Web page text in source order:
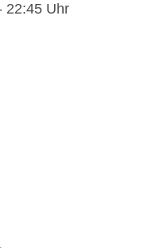
Volleyball,
22:45 Uhr